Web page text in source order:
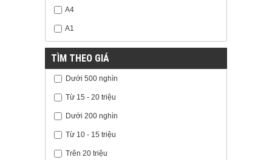
A4
A1
TÌM THEO GIÁ
Dưới 500 nghìn
Từ 15 - 20 triệu
Dưới 200 nghìn
Từ 10 - 15 triệu
Trên 20 triệu